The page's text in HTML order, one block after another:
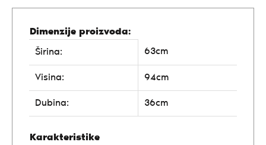
Dimenzije proizvoda:
Širina:
63cm
Visina: 94cm
Dubina: 36cm
Karakteristike